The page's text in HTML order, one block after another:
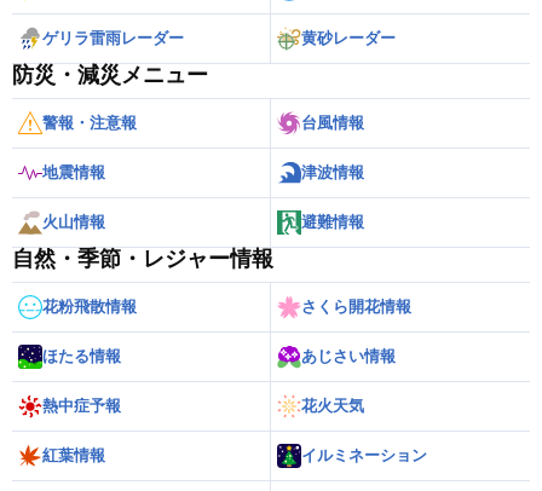
ゲリラ雷雨レーダー 黄砂レーダー
防災・減災メニュー
警報・注意報 台風情報
地震情報 津波情報
火山情報 避難情報
自然・季節・レジャー情報
花粉飛散情報 さくら開花情報
ほたる情報 あじさい情報
熱中症予報 花火天気
紅葉情報 イルミネーション